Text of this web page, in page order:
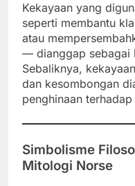
Kekayaan yang
seperti membantu
atau
— dianggap sebagai
Sebaliknya,
dan kesombongan
penghinaan
Simbolisme
Mitologi Norse